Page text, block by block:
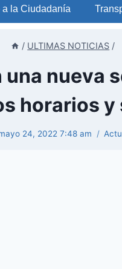
la Ciudadanía
/ ULTIMAS NOTICIAS /
nueva
horarios
24, 2022 7:48 am